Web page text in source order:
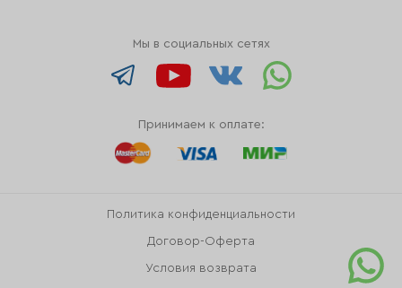
Мы в социальных сетях
Принимаем к оплате:
Политика конфиденциальности
Договор-Оферта
Условия возврата